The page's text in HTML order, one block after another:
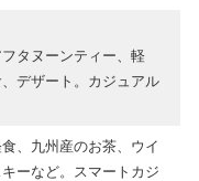
フタヌーンティー、軽
、デザート。カジュアル
、九州産のお茶、ウイ
キーなど。スマートカジ